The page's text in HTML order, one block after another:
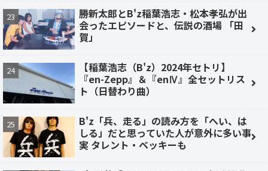
勝新太郎とB'z稲葉浩志・松本孝弘が出
会ったエピソードと、伝説の酒場 「田
賀」
【稲葉浩志（B'z）2024年セトリ】
『en-Zepp』＆『enⅣ』全セットリス
ト（日替わり曲）
B'z「兵、走る」の読み方を「へい、は
しる」だと思っていた人が意外に多い事
実 タレント・ベッキーも